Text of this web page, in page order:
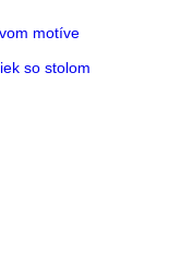
motíve
so stolom